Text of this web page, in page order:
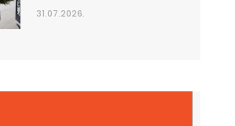
31.07.2026.